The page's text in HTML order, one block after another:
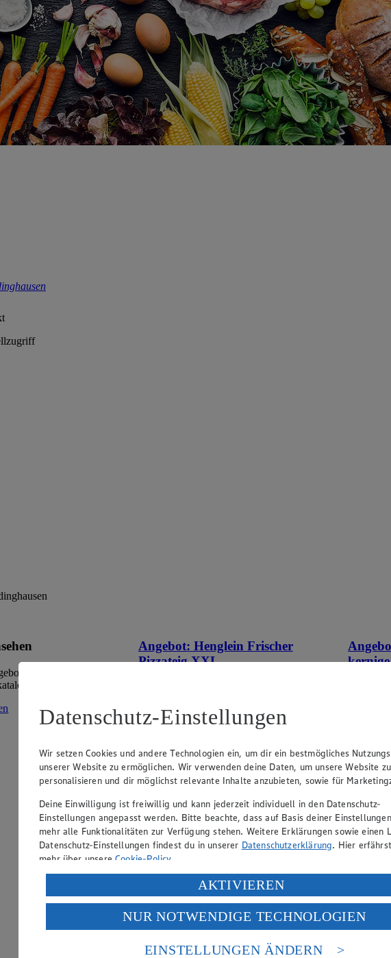
deines Marktes im
an.
Angebot: Henglein Frischer
Pizzateig XXL
Rabattierter Preis von 1.11€ (Insgesamt
-60% Rabatt)
auf Backpapier, schmeckt wie selbstgemacht,
550g Packung, (1kg = 2,02)
500g
Datenschutz-Einstellungen
Wir setzen Cookies und andere Technologien ein, um dir ein bestmögliches
unserer Website zu ermöglichen. Wir verwenden deine Daten, um unsere Website zu
personalisieren und dir möglichst relevante Inhalte anzubieten, sowie für
Deine Einwilligung ist freiwillig und kann jederzeit individuell in den Datenschutz-
Einstellungen angepasst werden. Bitte beachte, dass auf Basis deiner
mehr alle Funktionalitäten zur Verfügung stehen. Weitere Erklärungen sowie einen
Datenschutz-Einstellungen findest du in unserer Datenschutzerklärung. Hier
mehr über unsereCookie-Policy.
Verarbeitung deiner personenbezogenen Daten in den USA durch Facebook und
Wenn du auf „Aktivieren“ klickst, willigst du im Sinne des Art. 49 Abs. 1 Satz 1 lit.
ein, dass deine Daten in den USA verarbeitet werden. Der EuGH sieht die USA als
einem nach europäischen Standards nicht angemessenen Datenschutzniveau an. Es
Risiko eines Zugriffs durch US-amerikanische Behörden.
AKTIVIEREN
NUR NOTWENDIGE TECHNOLOGIEN
EINSTELLUNGEN ÄNDERN